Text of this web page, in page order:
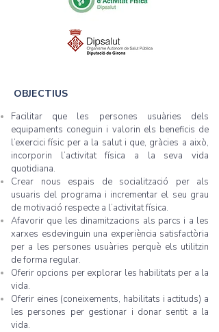
Facilitar que les persones usuàries dels
equipaments coneguin i valorin els beneficis de
l’exercici físic per a la salut i que, gràcies a això,
incorporin l’activitat física a la seva vida
quotidiana.
Crear nous espais de socialització per als
usuaris del programa i incrementar el seu grau
de motivació respecte a l’activitat física.
Afavorir que les dinamitzacions als parcs i a les
xarxes esdevinguin una experiència satisfactòria
per a les persones usuàries perquè els utilitzin
de forma regular.
Oferir opcions per explorar les habilitats per a la
vida.
Oferir eines (coneixements, habilitats i actituds) a
les persones per gestionar i donar sentit a la
vida.
OBJECTIUS